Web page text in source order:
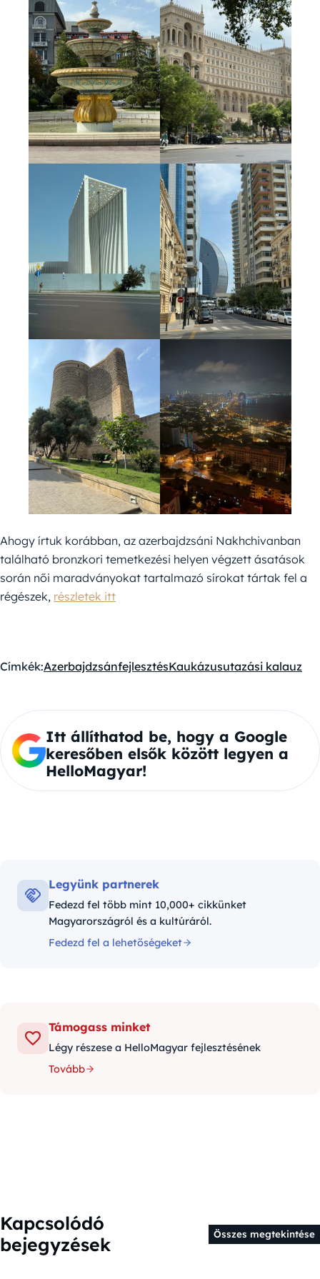
Ahogy írtuk korábban, az azerbajdzsáni Nakhchivanban
található bronzkori temetkezési helyen végzett ásatások
során női maradványokat tartalmazó sírokat tártak fel a
régészek, részletek itt
Címkék:AzerbajdzsánfejlesztésKaukázusutazási kalauz
Itt állíthatod be, hogy a Google
keresőben elsők között legyen a
HelloMagyar!
Legyünk partnerek
Fedezd fel több mint 10,000+ cikkünket
Magyarországról és a kultúráról.
Fedezd fel a lehetőségeket
Támogass minket
Légy részese a HelloMagyar fejlesztésének
Tovább
Kapcsolódó
bejegyzések
Összes megtekintése